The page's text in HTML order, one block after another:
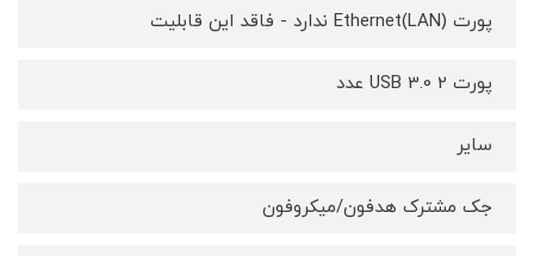
پورت Ethernet(LAN) ندارد - فاقد این قابلیت
پورت USB 3.0 2 عدد
سایر
جک مشترک هدفون/میکروفون